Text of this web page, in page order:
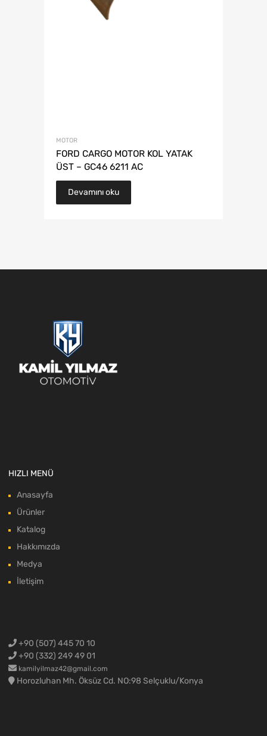
MOTOR
FORD CARGO MOTOR KOL YATAK
ÜST – GC46 6211 AC
Devamını oku
HIZLI MENÜ
Anasayfa
Ürünler
Katalog
Hakkımızda
Medya
İletişim
+90 (507) 445 70 10
+90 (332) 249 49 01
kamilyilmaz42@gmail.com
Horozluhan Mh. Öksüz Cd. NO:98 Selçuklu/Konya